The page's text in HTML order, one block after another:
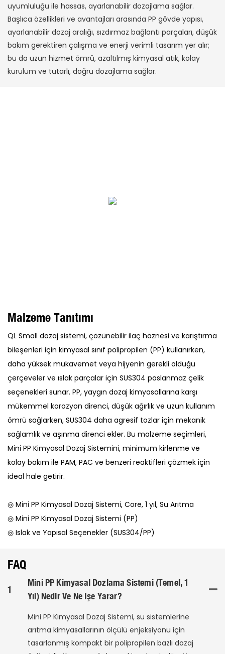
uyumluluğu ile hassas, ayarlanabilir dozajlama sağlar.
Başlıca özellikleri ve avantajları arasında PP gövde yapısı,
ayarlanabilir dozaj aralığı, sızdırmaz bağlantı parçaları, düşük
bakım gerektiren çalışma ve enerji verimli tasarım yer alır;
bu da uzun hizmet ömrü, azaltılmış kimyasal atık, kolay
kurulum ve tutarlı, doğru dozajlama sağlar.
Malzeme Tanıtımı
QL Small dozaj sistemi, çözünebilir ilaç haznesi ve karıştırma
bileşenleri için kimyasal sınıf polipropilen (PP) kullanırken,
daha yüksek mukavemet veya hijyenin gerekli olduğu
çerçeveler ve ıslak parçalar için SUS304 paslanmaz çelik
seçenekleri sunar. PP, yaygın dozaj kimyasallarına karşı
mükemmel korozyon direnci, düşük ağırlık ve uzun kullanım
ömrü sağlarken, SUS304 daha agresif tozlar için mekanik
sağlamlık ve aşınma direnci ekler. Bu malzeme seçimleri,
Mini PP Kimyasal Dozaj Sistemini, minimum kirlenme ve
kolay bakım ile PAM, PAC ve benzeri reaktifleri çözmek için
ideal hale getirir.
◎ Mini PP Kimyasal Dozaj Sistemi, Core, 1 yıl, Su Arıtma
◎ Mini PP Kimyasal Dozaj Sistemi (PP)
◎ Islak ve Yapısal Seçenekler (SUS304/PP)
FAQ
1
Mini PP Kimyasal Dozlama Sistemi (Temel, 1
Yıl) Nedir Ve Ne Işe Yarar?
Mini PP Kimyasal Dozaj Sistemi, su sistemlerine
arıtma kimyasallarının ölçülü enjeksiyonu için
tasarlanmış kompakt bir polipropilen bazlı dozaj